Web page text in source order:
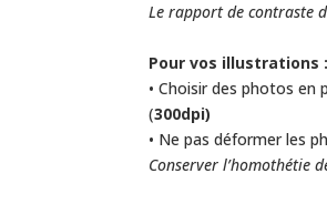
Le rapport de contraste
Pour vos illustrations :
• Choisir des photos en
(300dpi)
• Ne pas déformer les
Conserver l’homothétie